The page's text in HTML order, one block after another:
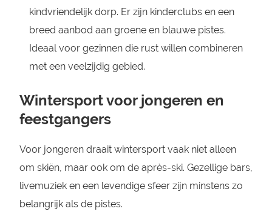
kindvriendelijk dorp. Er zijn kinderclubs en een
breed aanbod aan groene en blauwe pistes.
Ideaal voor gezinnen die rust willen combineren
met een veelzijdig gebied.
Wintersport voor jongeren en
feestgangers
Voor jongeren draait wintersport vaak niet alleen
om skiën, maar ook om de après-ski. Gezellige bars,
livemuziek en een levendige sfeer zijn minstens zo
belangrijk als de pistes.